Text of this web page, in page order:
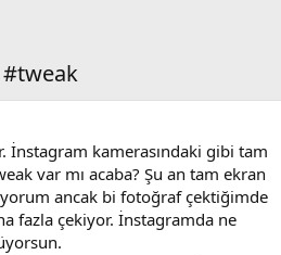
İnstagram kamerasındaki gibi tam
var mı acaba? Şu an tam ekran
ancak bi fotoğraf çektiğimde
fazla çekiyor. İnstagramda ne